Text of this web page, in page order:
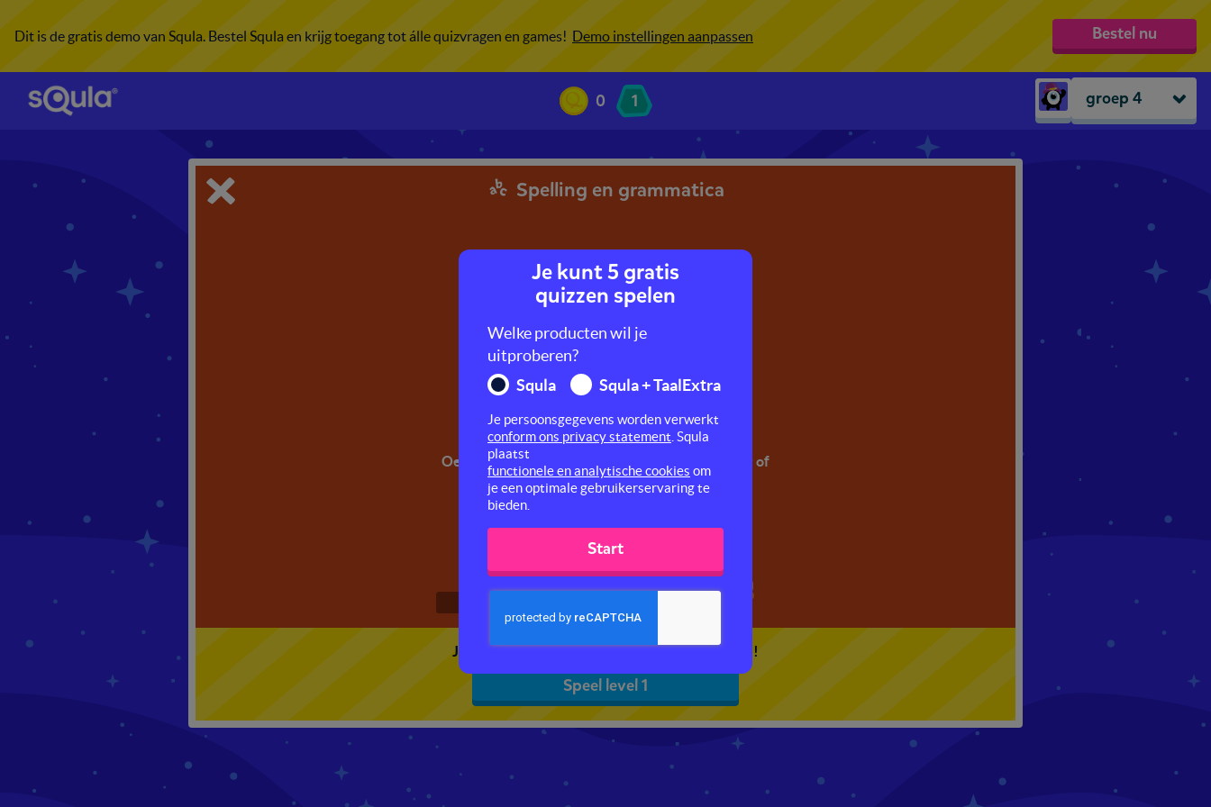
Dit is de gratis demo van Squla. Bestel Squla en krijg toegang tot álle quizvragen en games! Demo instellingen aanpassen Bestel nu
0 1 groep 4
groep 1
groep 4
groep 5
Spelling en grammatica
Oefen hier met woorden die eindigen op eer, oor of
eur. Zoals: beer, boor, deur.
Je kunt 5 gratis quizzen spelen. Speel de eerste!
Speel level 1
Je kunt 5 gratis
quizzen spelen
Welke producten wil je
uitproberen?
Squla
Squla + TaalExtra
Je persoonsgegevens worden verwerkt
conform ons privacy statement . Squla
plaatst
functionele en analytische cookies om
je een optimale gebruikerservaring te
bieden.
Start